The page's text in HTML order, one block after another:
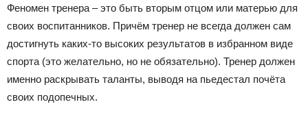
Феномен тренера – это быть вторым отцом или матерью для
своих воспитанников. Причём тренер не всегда должен сам
достигнуть каких-то высоких результатов в избранном виде
спорта (это желательно, но не обязательно). Тренер должен
именно раскрывать таланты, выводя на пьедестал почёта
своих подопечных.